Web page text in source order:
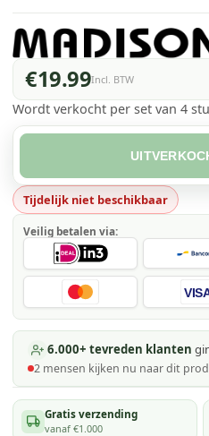
€19.99Incl. BTW
Tijdelijk niet beschikbaar
Wordt verkocht per set van 4
Veilig betalen via:
6.000+ tevreden klanten
2 mensen kijken nu naar dit
Gratis verzending
vanaf €1.000